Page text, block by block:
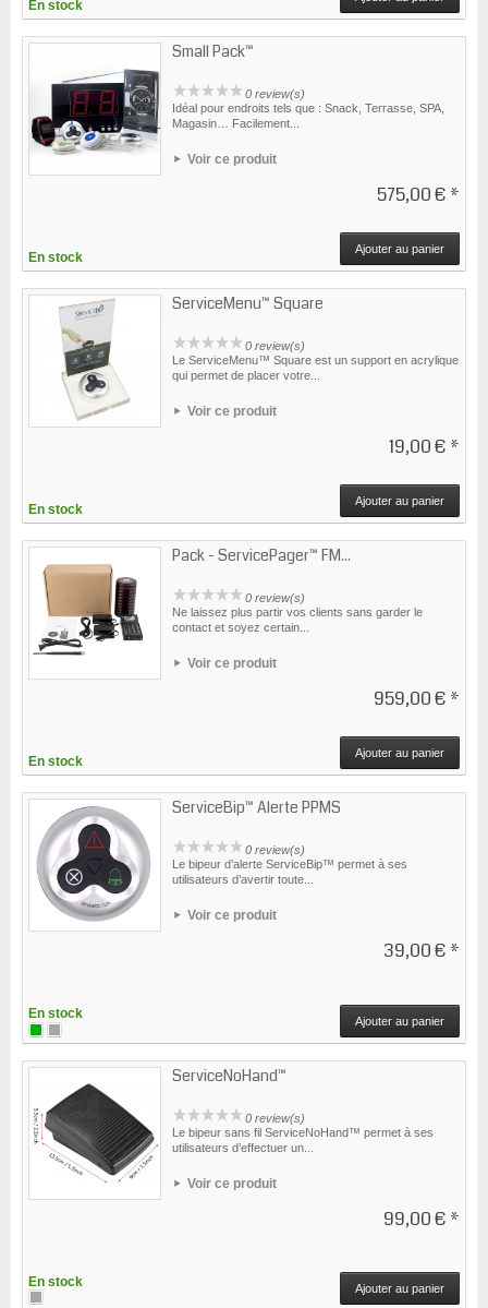
En stock
Small Pack™
0 review(s)
Idéal pour endroits tels que : Snack, Terrasse, SPA,
Magasin… Facilement...
Voir ce produit
575,00 € *
En stock
Ajouter au panier
ServiceMenu™ Square
0 review(s)
Le ServiceMenu™ Square est un support en acrylique
qui permet de placer votre...
Voir ce produit
19,00 € *
En stock
Ajouter au panier
Pack - ServicePager™ FM...
0 review(s)
Ne laissez plus partir vos clients sans garder le
contact et soyez certain...
Voir ce produit
959,00 € *
En stock
Ajouter au panier
ServiceBip™ Alerte PPMS
0 review(s)
Le bipeur d’alerte ServiceBip™ permet à ses
utilisateurs d’avertir toute...
Voir ce produit
39,00 € *
En stock Ajouter au panier
ServiceNoHand™
0 review(s)
Le bipeur sans fil ServiceNoHand™ permet à ses
utilisateurs d’effectuer un...
Voir ce produit
99,00 € *
En stock Ajouter au panier